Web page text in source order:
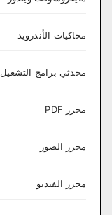
محاكيات الأندرويد
محدثي برامج التشغيل
محرر PDF
محرر الصور
محرر الفيديو